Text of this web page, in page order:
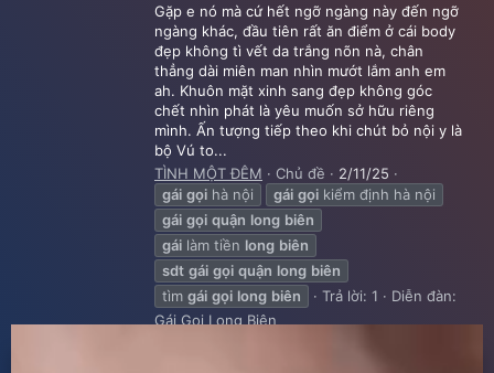
Gặp e nó mà cứ hết ngỡ ngàng này đến ngỡ
ngàng khác, đầu tiên rất ăn điểm ở cái body
đẹp không tì vết da trắng nõn nà, chân
thẳng dài miên man nhìn mướt lắm anh em
ah. Khuôn mặt xinh sang đẹp không góc
chết nhìn phát là yêu muốn sở hữu riêng
mình. Ấn tượng tiếp theo khi chút bỏ nội y là
bộ Vú to...
TÌNH MỘT ĐÊM
Chủ đề
2/11/25
gái gọi hà nội gái gọi kiểm định hà nội
gái gọi quận long biên
gái làm tiền long biên
sdt gái gọi quận long biên
tìm gái gọi long biên Trả lời: 1
Diễn đàn:
Gái Gọi Long Biên